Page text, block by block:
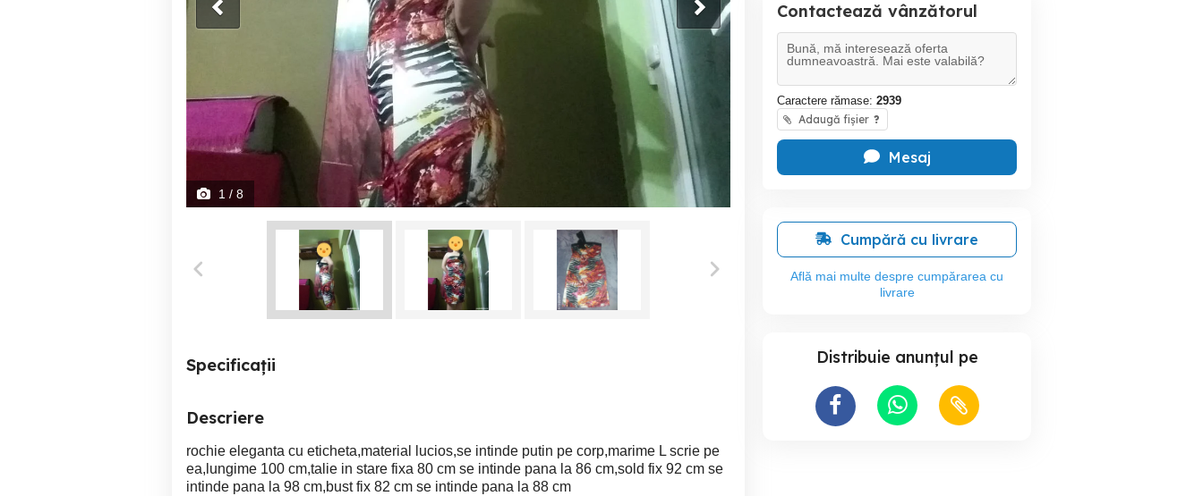
1 / 8
Specificații
Descriere
rochie eleganta cu eticheta,material lucios,se intinde putin pe corp,marime L scrie pe
ea,lungime 100 cm,talie in stare fixa 80 cm se intinde pana la 86 cm,sold fix 92 cm se
intinde pana la 98 cm,bust fix 82 cm se intinde pana la 88 cm
Contactează vânzătorul
Caractere rămase: 2939
Adaugă fișier ?
Mesaj
Cumpără cu livrare
Află mai multe despre cumpărarea cu
livrare
Distribuie anunțul pe